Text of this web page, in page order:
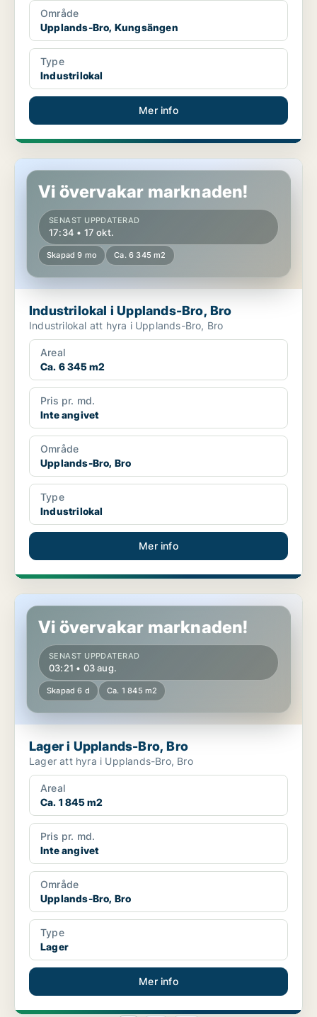
Område
Upplands-Bro, Kungsängen
Type
Industrilokal
Mer info
Industrilokal i Upplands-Bro, Bro
Vi övervakar marknaden!
SENAST UPPDATERAD
17:34 • 17 okt.
Skapad 9 mo Ca. 6 345 m2
Industrilokal i Upplands-Bro, Bro
Industrilokal att hyra i Upplands-Bro, Bro
Areal
Ca. 6 345 m2
Pris pr. md.
Inte angivet
Område
Upplands-Bro, Bro
Type
Industrilokal
Mer info
Lager i Upplands-Bro, Bro
Vi övervakar marknaden!
SENAST UPPDATERAD
03:21 • 03 aug.
Skapad 6 d Ca. 1 845 m2
Lager i Upplands-Bro, Bro
Lager att hyra i Upplands-Bro, Bro
Areal
Ca. 1 845 m2
Pris pr. md.
Inte angivet
Område
Upplands-Bro, Bro
Type
Lager
Mer info